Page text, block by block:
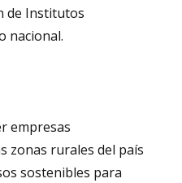
de Institutos
nacional.
empresas
zonas rurales del país
sostenibles para